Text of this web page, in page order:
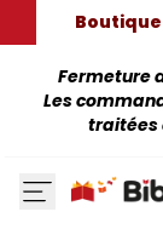
Boutique
Fermeture
Les
traitées